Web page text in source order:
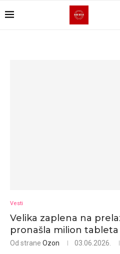
Vesti
Velika zaplena na
pronašla milion
Od strane Ozon 03.06.2026.